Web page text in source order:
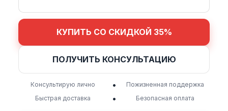
КУПИТЬ СО СКИДКОЙ 35%
ПОЛУЧИТЬ КОНСУЛЬТАЦИЮ
Консультирую лично •
Пожизненная поддержка
Быстрая доставка
• Безопасная оплата